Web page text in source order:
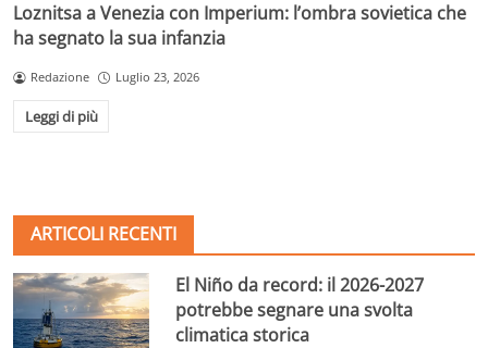
Loznitsa a Venezia con Imperium: l’ombra sovietica che
ha segnato la sua infanzia
Redazione Luglio 23, 2026
Leggi di più
ARTICOLI RECENTI
El Niño da record: il 2026-2027
potrebbe segnare una svolta
climatica storica